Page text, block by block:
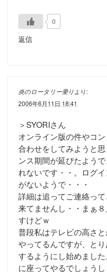
0
返信
炎のロータリー乗り より:
2006年6月11日 18:41
＞SYORIさん
オンライン版の件やコ
合わせをしてみようと
ンス期間が延びたよう
れないです・・。ログ
がないようで・・・
詳細は追ってご連絡っ
来てませんし・・まぁ
すけどｗ
普段私はテレビの高さ
やってるんですが、と
するようにし始めまし
に座ってやるでしょうし